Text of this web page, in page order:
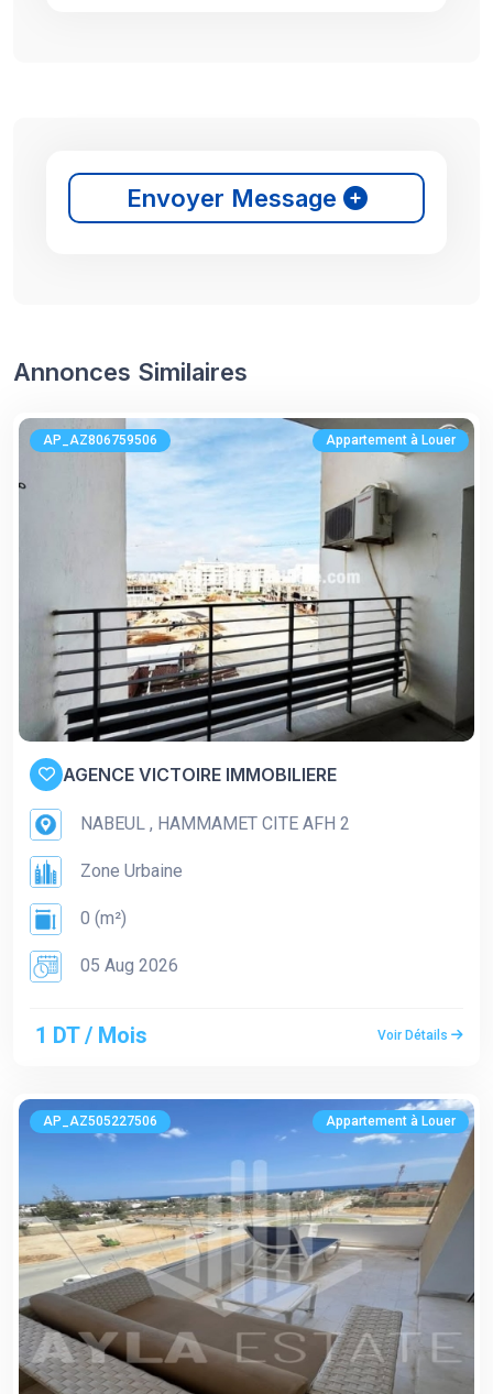
Envoyer Message
Annonces Similaires
AP_AZ806759506 Appartement à Louer
AGENCE VICTOIRE IMMOBILIERE
NABEUL , HAMMAMET CITE AFH 2
Zone Urbaine
0 (m²)
05 Aug 2026
1 DT / Mois Voir Détails
AP_AZ505227506 Appartement à Louer